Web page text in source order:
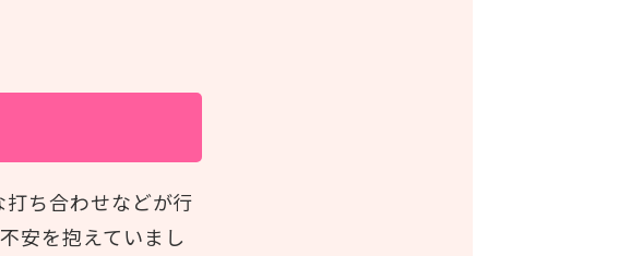
ち合わせなどが行
安を抱えていまし